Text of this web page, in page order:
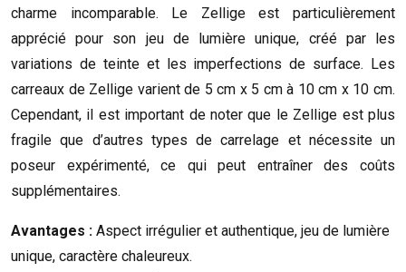
charme incomparable. Le Zellige est particulièrement
apprécié pour son jeu de lumière unique, créé par les
variations de teinte et les imperfections de surface. Les
carreaux de Zellige varient de 5 cm x 5 cm à 10 cm x 10 cm.
Cependant, il est important de noter que le Zellige est plus
fragile que d’autres types de carrelage et nécessite un
poseur expérimenté, ce qui peut entraîner des coûts
supplémentaires.
Avantages : Aspect irrégulier et authentique, jeu de lumière
unique, caractère chaleureux.